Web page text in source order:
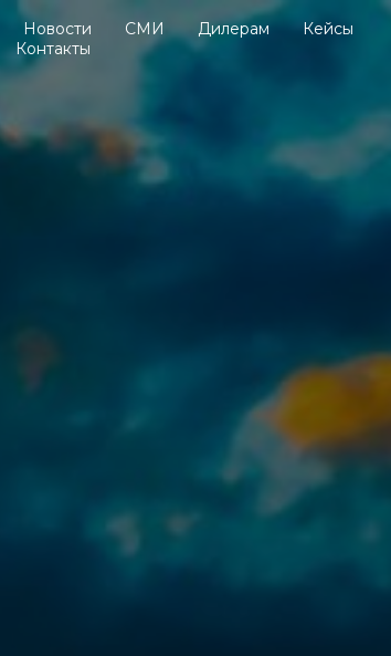
Новости СМИ Дилерам
Кейсы
Контакты